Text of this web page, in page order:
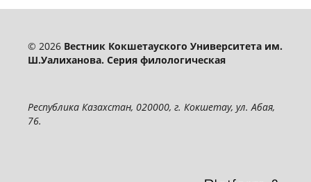
© 2026 Вестник Кокшетауского Университета им.
Ш.Уалиханова. Серия филологическая
Республика Казахстан, 020000, г. Кокшетау, ул. Абая,
76.